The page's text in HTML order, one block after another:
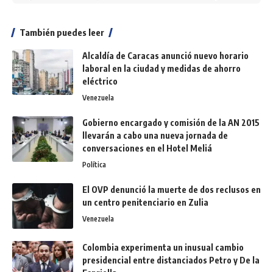
También puedes leer
Alcaldía de Caracas anunció nuevo horario
laboral en la ciudad y medidas de ahorro
eléctrico
Venezuela
Gobierno encargado y comisión de la AN 2015
llevarán a cabo una nueva jornada de
conversaciones en el Hotel Meliá
Política
El OVP denunció la muerte de dos reclusos en
un centro penitenciario en Zulia
Venezuela
Colombia experimenta un inusual cambio
presidencial entre distanciados Petro y De la